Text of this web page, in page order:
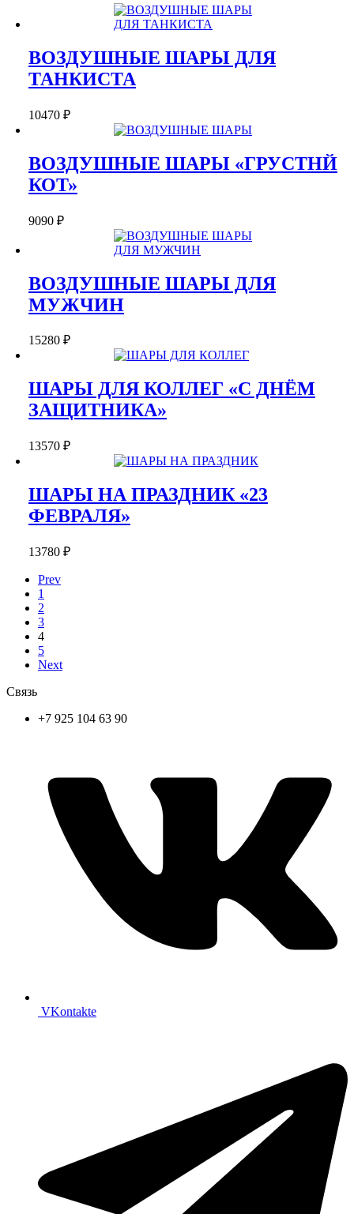
ВОЗДУШНЫЕ ШАРЫ ДЛЯ
ТАНКИСТА
10470 ₽
ВОЗДУШНЫЕ ШАРЫ «ГРУСТНЙ
КОТ»
9090 ₽
ВОЗДУШНЫЕ ШАРЫ ДЛЯ
МУЖЧИН
15280 ₽
ШАРЫ ДЛЯ КОЛЛЕГ «С ДНЁМ
ЗАЩИТНИКА»
13570 ₽
ШАРЫ НА ПРАЗДНИК «23
ФЕВРАЛЯ»
13780 ₽
Prev
1
2
3
4
5
Next
Связь
+7 925 104 63 90
VKontakte